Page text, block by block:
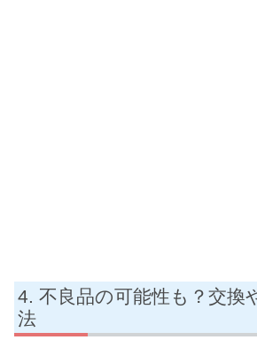
不良品の可能性も？交換
法